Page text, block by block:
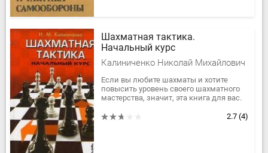
Шахматная тактика.
Начальный курс
Калиниченко Николай Михайлович
Если вы любите шахматы и хотите
повысить уровень своего шахматного
мастерства, значит, эта книга для вас.
и сочетает в себе функции...
2.7 (4)